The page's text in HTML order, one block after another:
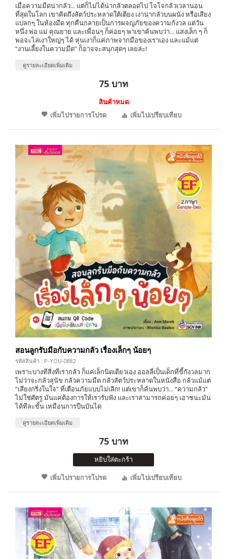
เมื่อความมืดน่ากลัว... แต่ก็ไม่ได้น่ากลัวตลอดไป โจโจกลัวเวลานอน
ที่สุดในโลก เขาคิดถึงสัตว์ประหลาดใต้เตียง เงาน่ากลัวบนผนัง หรือเสียง
แปลกๆ ในห้องมืด ทุกคืนกลายเป็นการผจญภัยของความกังวล แต่วัน
หนึ่ง พ่อ แม่ คุณยาย และเพื่อนๆ ก็ค่อยๆ พาเขาค้นพบว่า... แสงเล็ก ๆ ก็
พอจะไล่เงาใหญ่ๆ ได้ หุ่นเงาก็แค่ภาพจากมือของเราเอง และแม้แต่
“งานเลี้ยงในความมืด” ก็อาจจะสนุกสุดๆ เลยล่ะ!
ดูรายละเอียดเพิ่มเติม
75 บาท
สินค้าหมด
เพิ่มไปรายการโปรด
เพิ่มไปเปรียบเทียบ
สอนลูกรับมือกับความกลัว เรื่องเล็กๆ น้อยๆ
รหัสสินค้า : P-YOU-0882
เพราะบางทีสิ่งที่เรากลัว ก็แค่เล็กนิดเดียวเอง ออลลี่เป็นเด็กที่ขี้กังวลมาก
ไม่ว่าจะกลัวสุนัข กลัวความมืด กลัวสัตว์ประหลาดในหนังสือ กลัวแม้แต่
“เสียงกริ่งในใจ” ที่เตือนภัยแบบไม่เลิก! แต่เขาก็ค้นพบว่า... “ความกลัว”
ไม่ใช่ศัตรู มันแค่ต้องการให้เรารับฟัง และเราสามารถค่อยๆ เอาชนะมัน
ได้ทีละขั้น เหมือนการปีนบันได
ดูรายละเอียดเพิ่มเติม
75 บาท
หยิบใส่ตะกร้า
เพิ่มไปรายการโปรด
เพิ่มไปเปรียบเทียบ